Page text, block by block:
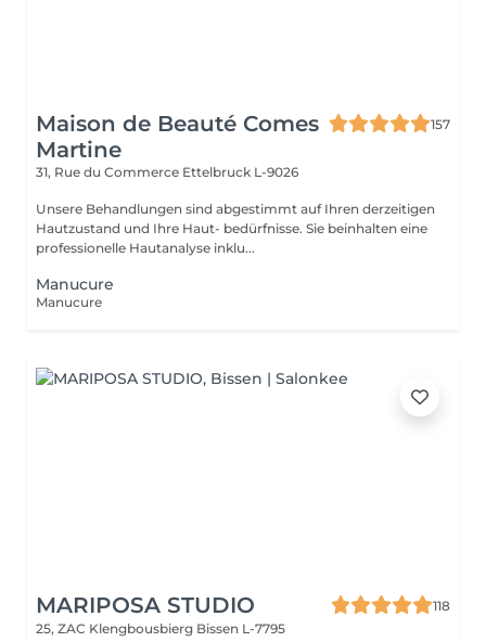
Maison de Beauté Comes
Martine
157
31, Rue du Commerce Ettelbruck L-9026
Unsere Behandlungen sind abgestimmt auf Ihren derzeitigen
Hautzustand und Ihre Haut- bedürfnisse. Sie beinhalten eine
professionelle Hautanalyse inklu...
Manucure
Manucure
MARIPOSA STUDIO
118
25, ZAC Klengbousbierg Bissen L-7795